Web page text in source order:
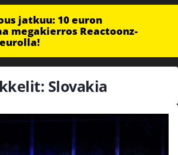
jatkuu: 10 euron
megakierros Reactoonz-
Slovakia